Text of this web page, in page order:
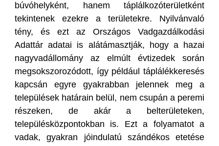
búvóhelyként, hanem táplálkozóterületként
tekintenek ezekre a területekre. Nyilvánvaló
tény, és ezt az Országos Vadgazdálkodási
Adattár adatai is alátámasztják, hogy a hazai
nagyvadállomány az elmúlt évtizedek során
megsokszorozódott, így például táplálékkeresés
kapcsán egyre gyakrabban jelennek meg a
települések határain belül, nem csupán a peremi
részeken, de akár a belterületeken,
településközpontokban is. Ezt a folyamatot a
vadak, gyakran jóindulatú szándékos etetése